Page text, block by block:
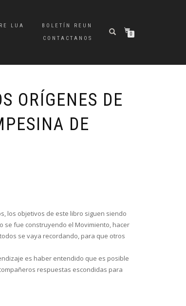
LUA
BOLETÍN REUN
CONTACTANOS
0
ORÍGENES DE
DE
los objetivos de este libro siguen siendo
se fue construyendo el Movimiento, hacer
se vaya recordando, para que otros
es haber entendido que es posible
respuestas escondidas para